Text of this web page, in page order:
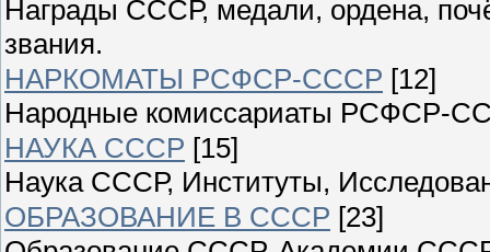
Награды СССР, медали, ордена,
звания.
НАРКОМАТЫ РСФСР-СССР [12]
Народные комиссариаты РСФСР-
НАУКА СССР [15]
Наука СССР, Институты,
ОБРАЗОВАНИЕ В СССР [23]